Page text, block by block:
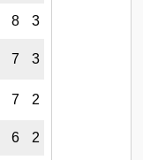
8 3
7 3
7 2
6 2